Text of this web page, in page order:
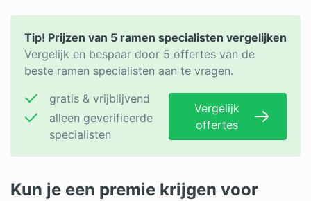
Tip! Prijzen van 5 ramen specialisten vergelijken
Vergelijk en bespaar door 5 offertes van de
beste ramen specialisten aan te vragen.
gratis & vrijblijvend
alleen geverifieerde
specialisten
Vergelijk
offertes
Kun je een premie krijgen voor